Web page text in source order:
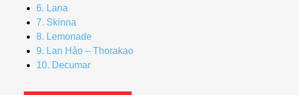
6. Lana
7. Skinna
8. Lemonade
9. Lan Hảo – Thorakao
10. Decumar